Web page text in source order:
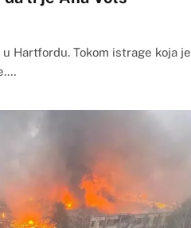
Hartfordu. Tokom istrage koja je